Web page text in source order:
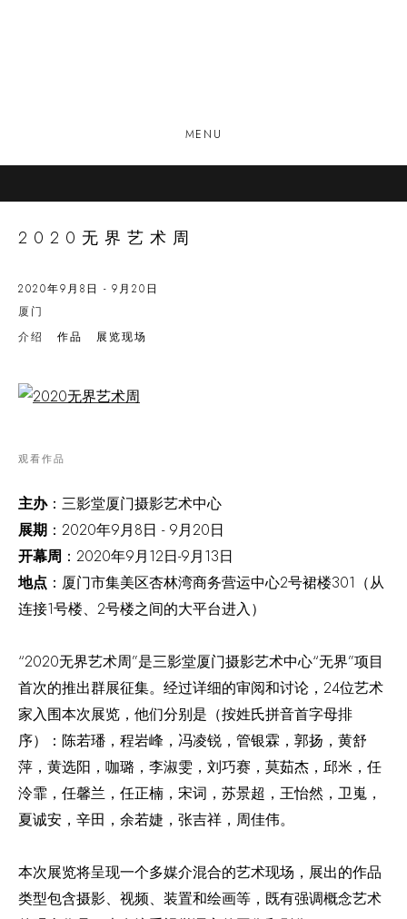
MENU
2020无界艺术周
2020年9月8日 - 9月20日
厦门
介绍
作品 展览现场
观看作品
主办：三影堂厦门摄影艺术中心
展期 ： 2020年9 月 8 日 - 9 月 20 日
开幕周 ： 2020年9 月 12日 -9 月 13 日
地点 ：厦门市集美区杏林湾商务营运中心2号裙楼301
（从
连接1号楼、 2号楼之间的大平台进入）
“2020无界艺术周”是三影堂厦门摄影艺术中心“无界”项目
首次的推出群展征集。经过详细的审阅和讨论， 24位艺术
家入围本次展览，他们分别是（按姓氏拼音首字母排
序）：陈若璠，程岩峰，冯凌锐，管银霖，郭扬，黄舒
萍，黄选阳，咖璐，李淑雯，刘巧赛，莫茹杰，邱米，任
泠霏，任馨兰，任正楠，宋词，苏景超，王怡然，卫嵬，
夏诚安，辛田，余若婕，张吉祥，周佳伟。
本次展览将呈现一个多媒介混合的艺术现场，展出的作品
类型包含摄影、视频、装置和绘画等，既有强调概念艺术